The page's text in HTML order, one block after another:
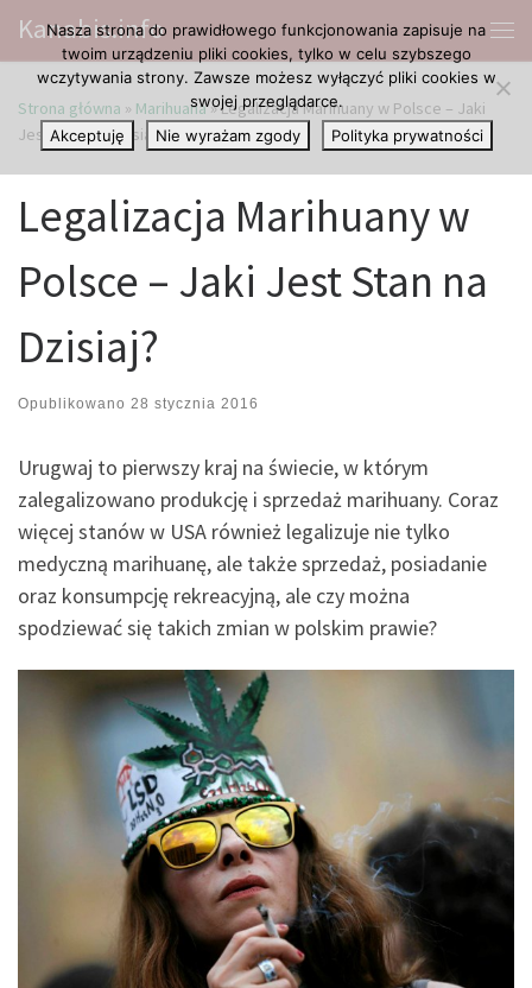
Przejdź do treści
Kanabis.info
Strona główna » Marihuana »Legalizacja Marihuany w Polsce – Jaki
Jest Stan na Dzisiaj?
Legalizacja Marihuany w
Polsce – Jaki Jest Stan na
Dzisiaj?
Opublikowano 28 stycznia 2016
Urugwaj to pierwszy kraj na świecie, w którym
zalegalizowano produkcję i sprzedaż marihuany. Coraz
więcej stanów w USA również legalizuje nie tylko
medyczną marihuanę, ale także sprzedaż, posiadanie
oraz konsumpcję rekreacyjną, ale czy można
spodziewać się takich zmian w polskim prawie?
Nasza strona do prawidłowego funkcjonowania zapisuje na
twoim urządzeniu pliki cookies, tylko w celu szybszego
wczytywania strony. Zawsze możesz wyłączyć pliki cookies w
swojej przeglądarce.
Akceptuję
Nie wyrażam zgody Polityka prywatności